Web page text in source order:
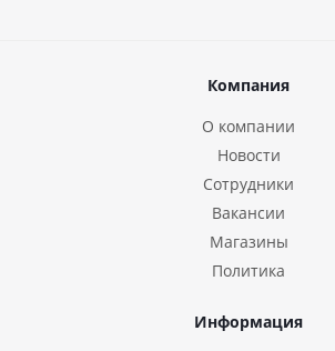
Компания
О компании
Новости
Сотрудники
Вакансии
Магазины
Политика
Информация